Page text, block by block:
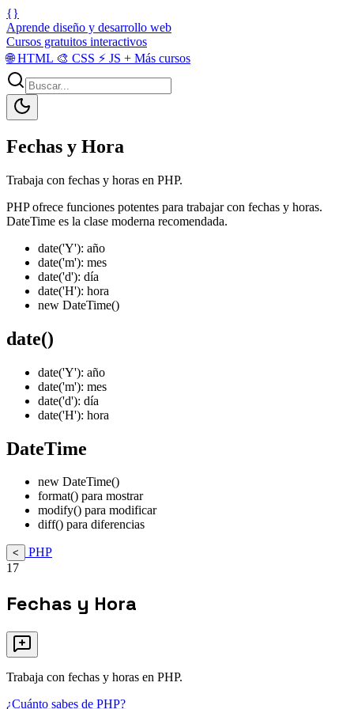
{}
Aprende diseño y desarrollo web
Cursos gratuitos interactivos
🌐HTML 🎨 CSS ⚡ JS + Más cursos
Fechas y Hora
Trabaja con fechas y horas en PHP.
PHP ofrece funciones potentes para trabajar con fechas y horas.
DateTime es la clase moderna recomendada.
date('Y'): año
date('m'): mes
date('d'): día
date('H'): hora
new DateTime()
date()
date('Y'): año
date('m'): mes
date('d'): día
date('H'): hora
DateTime
new DateTime()
format() para mostrar
modify() para modificar
diff() para diferencias
<
PHP
17
Fechas y Hora
Trabaja con fechas y horas en PHP.
¿Cuánto sabes de PHP?